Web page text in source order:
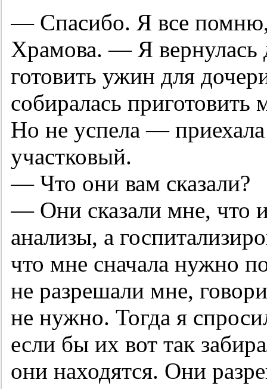
— Спасибо. Я все
Храмова. — Я вернулась
готовить ужин для
собиралась приготовить
Но не успела —
участковый.
— Что они вам сказали?
— Они сказали мне, что
анализы, а
что мне сначала нужно
не разрешали мне,
не нужно. Тогда я
если бы их вот так
они находятся. Они